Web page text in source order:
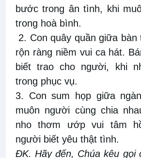
bước trong ân tình, khi
trong hoà bình.
2. Con quây quần giữa bàn
rộn ràng niềm vui ca hát.
biết trao cho người, khi
trong phục vụ.
3. Con sum họp giữa
muôn người cùng chia
nho thơm ướp vui tâm
người biết yêu thật tình.
ĐK. Hãy đến, Chúa kêu gọi